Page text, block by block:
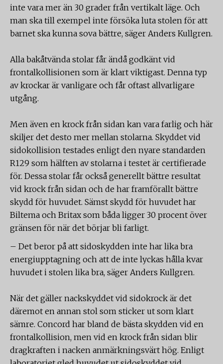
inte vara mer än 30 grader från vertikalt läge. Och
man ska till exempel inte försöka luta stolen för att
barnet ska kunna sova bättre, säger Anders Kullgren.
Alla bakåtvända stolar får ändå godkänt vid
frontalkollisionen som är klart viktigast. Denna typ
av krockar är vanligare och får oftast allvarligare
utgång.
Men även en krock från sidan kan vara farlig och här
skiljer det desto mer mellan stolarna. Skyddet vid
sidokollision testades enligt den nyare standarden
R129 som hälften av stolarna i testet är certifierade
för. Dessa stolar får också generellt bättre resultat
vid krock från sidan och de har framförallt bättre
skydd för huvudet. Sämst skydd för huvudet har
Biltema och Britax som båda ligger 30 procent över
gränsen för när det börjar bli farligt.
– Det beror på att sidoskydden inte har lika bra
energiupptagning och att de inte lyckas hålla kvar
huvudet i stolen lika bra, säger Anders Kullgren.
När det gäller nackskyddet vid sidokrock är det
däremot en annan stol som sticker ut som klart
sämre. Concord har bland de bästa skydden vid en
frontalkollision, men vid en krock från sidan blir
dragkraften i nacken anmärkningsvärt hög. Enligt